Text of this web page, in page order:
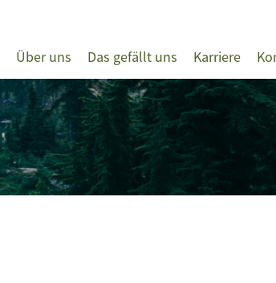
Über uns Das gefällt uns Karriere